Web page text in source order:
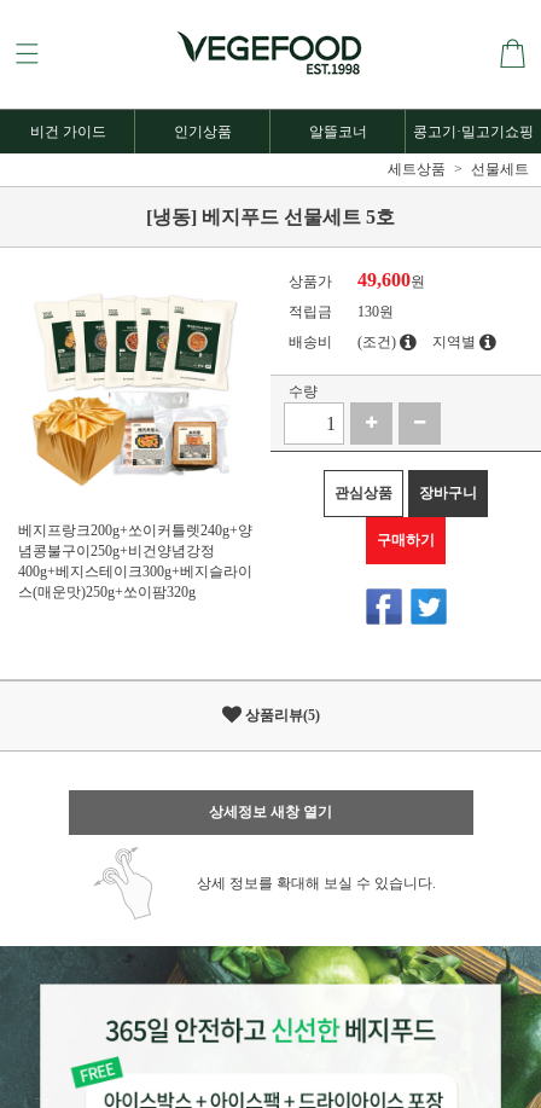
비건 가이드 인기상품 알뜰코너 콩고기·밀고기쇼핑
세트상품 선물세트
[냉동] 베지푸드 선물세트 5호
베지프랑크200g+쏘이커틀렛240g+양
념콩불구이250g+비건양념강정
400g+베지스테이크300g+베지슬라이
스(매운맛)250g+쏘이팜320g
상품가 49,600원
적립금
130원
배송비
(조건) 지역별
수량
관심상품 장바구니
구매하기
상품리뷰(5)
상세정보 새창 열기
상세 정보를 확대해 보실 수 있습니다.